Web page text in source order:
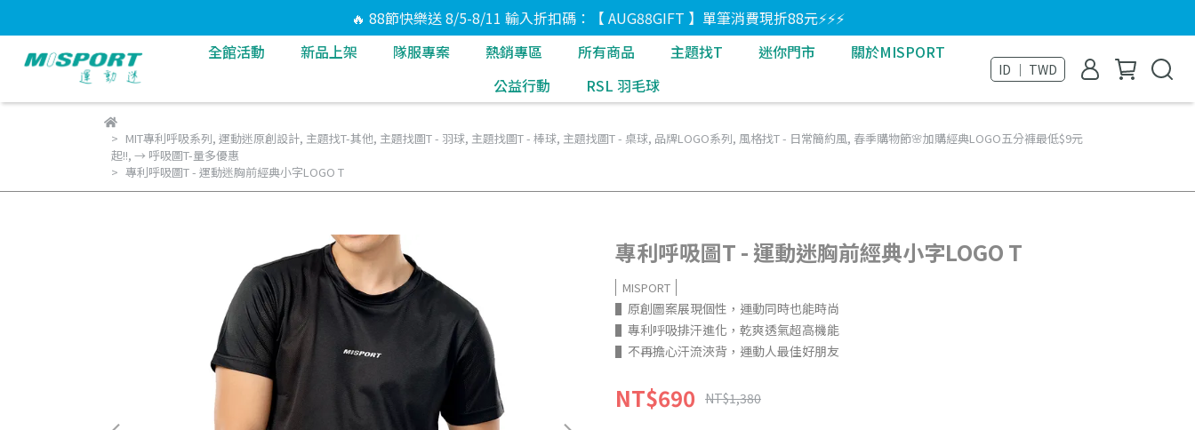
🔥 88節快樂送 8/5-8/11 輸入折扣碼：【 AUG88GIFT 】單筆消費現折88元⚡⚡⚡
全館活動
新品上架 隊服專案 熱銷專區 所有商品 主題找T 迷你門市
關於MISPORT
公益行動
RSL 羽毛球
ID ｜ TWD
MIT專利呼吸系列, 運動迷原創設計, 主題找T-其他, 主題找圖T - 羽球, 主題找圖T - 棒球, 主題找圖T - 桌球, 品牌LOGO系列, 風格找T - 日常簡約風, 春季購物節🌸加購經典LOGO五分褲最低$9元
起!!, → 呼吸圖T-量多優惠
專利呼吸圖T - 運動迷胸前經典小字LOGO T
專利呼吸圖T - 運動迷胸前經典小字LOGO T
MISPORT
▌原創圖案展現個性，運動同時也能時尚
▌專利呼吸排汗進化，乾爽透氣超高機能
▌不再擔心汗流浹背，運動人最佳好朋友
NT$690 NT$1,380